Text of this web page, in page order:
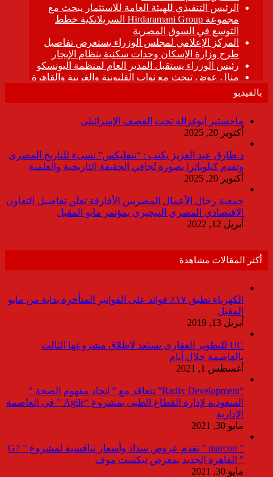
بالفيديو
ماجستير ابوغزاله تحت القصف الإسرائيلى
أكتوبر 20, 2025
د.طارق عبد العزيز يكتب : “نتفليكس” تسىء للتاريخ المصرى
وتقدم كيلوباترا بصورة تُجافي الحقيقة التاريخية والعلمية
أكتوبر 20, 2025
جمعية رجال الأعمال المصريين الأفارقة تعلن تفاصيل التعاون
الاقتصادي المصري النيجيري بمؤتمر مايو المقبل
أبريل 12, 2022
أكثر المقالات مشاهدة
الكهرباء تطبق ١٧٪ فوائد على الفواتير المتأخرة بداية من مايو
المقبل
أبريل 13, 2019
UC للتطوير العقارى تستعد لاطلاق مشروعها الثالث
بالعاصمة خلال أيام
أغسطس 1, 2021
“Radix Development” تتعاقد مع ” اتحاد مفهوم الصحة ”
السعودية لإدارة القطاع الطبى بمشروع “Agile ” فى العاصمة
الإدارية
مايو 30, 2021
” marcon ” تقدم عروض سداد وأسعار تنافسية لمشروع ” G7
” القاهرة الجديد بمعرض نيكست موف
مايو 30, 2021